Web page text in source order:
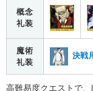
概念
礼装
魔術
礼装
決戦
高難易度クエストで